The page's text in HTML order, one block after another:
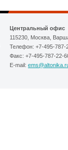
Центральный офис
115230, Москва,
Телефон: +7-495-787-
Факс: +7-495-787-22-
E-mail: